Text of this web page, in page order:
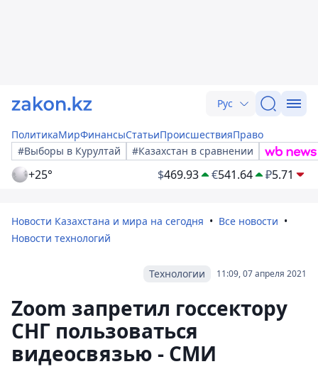
Рус
ПолитикаМирФинансыСтатьиПроисшествияПраво
#Выборы в Курултай
#Казахстан в сравнении
+25° $469.93 €541.64 ₽5.71
Новости Казахстана и мира на сегодня
Все новости
Новости технологий
11:09, 07 апреля 2021
Технологии
Zoom запретил госсектору
СНГ пользоваться
видеосвязью - СМИ